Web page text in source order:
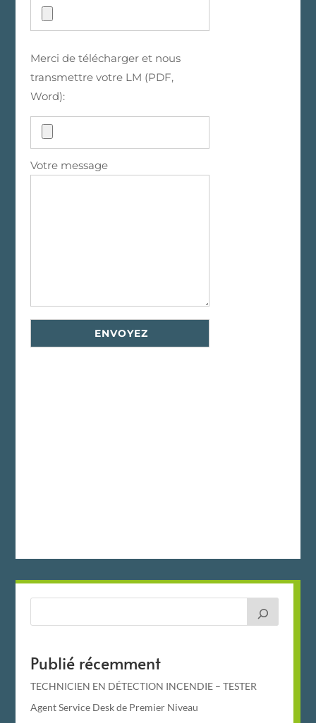
Merci de télécharger et nous
transmettre votre LM (PDF,
Word):
Votre message
Publié récemment
TECHNICIEN EN DÉTECTION INCENDIE – TESTER
Agent Service Desk de Premier Niveau